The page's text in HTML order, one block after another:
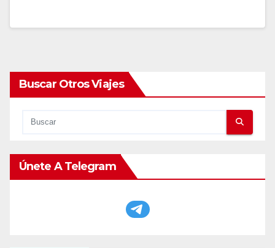
Buscar Otros Viajes
Únete A Telegram